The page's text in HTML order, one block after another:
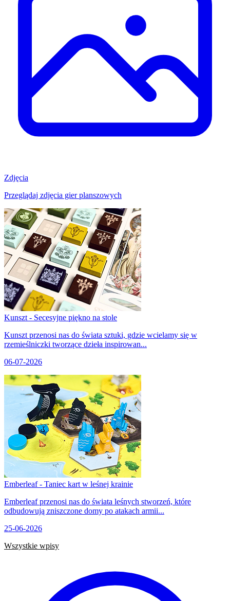
Zdjęcia
Przeglądaj zdjęcia gier planszowych
Kunszt - Secesyjne piękno na stole
Kunszt przenosi nas do świata sztuki, gdzie wcielamy się w
rzemieślniczki tworzące dzieła inspirowan...
06-07-2026
Emberleaf - Taniec kart w leśnej krainie
Emberleaf przenosi nas do świata leśnych stworzeń, które
odbudowują zniszczone domy po atakach armii...
25-06-2026
Wszystkie wpisy